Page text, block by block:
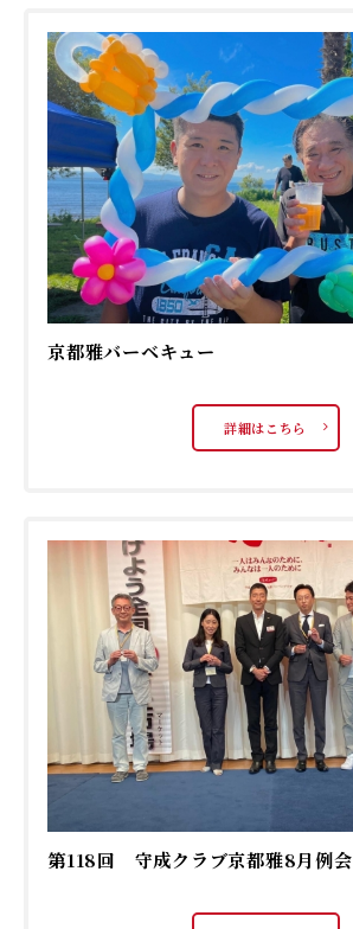
京都雅バーベキュー
詳細はこちら
第118回 守成クラブ京都雅8月例会